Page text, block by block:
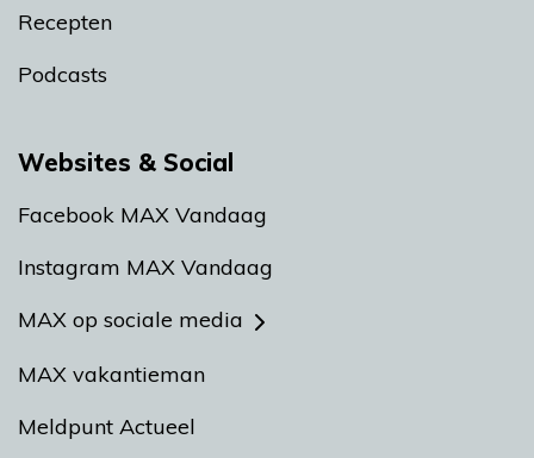
Recepten
Podcasts
Websites & Social
Facebook MAX Vandaag
Instagram MAX Vandaag
MAX op sociale media
MAX vakantieman
Meldpunt Actueel